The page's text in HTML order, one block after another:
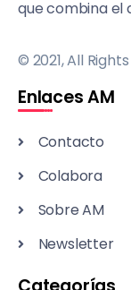
que combina el
© 2021, All
Enlaces AM
Contacto
Colabora
Sobre AM
Newsletter